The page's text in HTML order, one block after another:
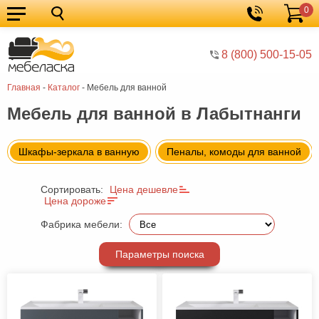
8 (800) 500-15-05
Корзина
0
Главная - Каталог - Мебель для ванной
Кухонные
гарнитуры
Мебель
для
кухни
Мебель
для
спальни
Кровати
Шкафы
Диваны
Мягкая
мебель
Детская
Мебель для ванной в Лабытнанги
Шкафы-зеркала в ванную Пеналы, комоды для ванной
Сортировать:
Цена дешевле
Цена дороже
Фабрика мебели:
Параметры поиска